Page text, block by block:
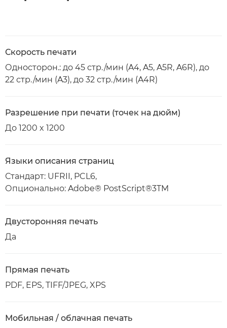
Скорость печати
Односторон.: до 45 стр./мин (A4, A5, A5R, A6R), до
22 стр./мин (A3), до 32 стр./мин (A4R)
Разрешение при печати (точек на дюйм)
До 1200 x 1200
Языки описания страниц
Стандарт: UFRII, PCL6,
Опционально: Adobe® PostScript®3TM
Двусторонняя печать
Да
Прямая печать
PDF, EPS, TIFF/JPEG, XPS
Мобильная / облачная печать